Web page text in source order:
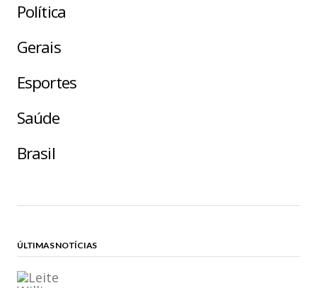
Política
Gerais
Esportes
Saúde
Brasil
ÚLTIMAS NOTÍCIAS